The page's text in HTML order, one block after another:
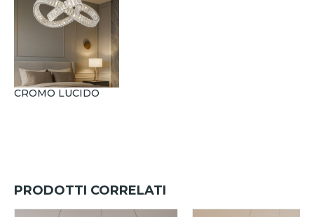
CROMO LUCIDO
PRODOTTI CORRELATI